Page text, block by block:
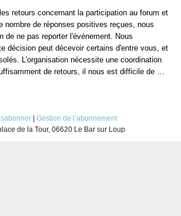
retours concernant la participation au forum et
nombre de réponses positives reçues, nous
de ne pas reporter l'événement. Nous
décision peut décevoir certains d'entre vous, et
L'organisation nécessite une coordination
de retours, il nous est difficile de …
Gestion de l’abonnement
de la Tour, 06620 Le Bar sur Loup